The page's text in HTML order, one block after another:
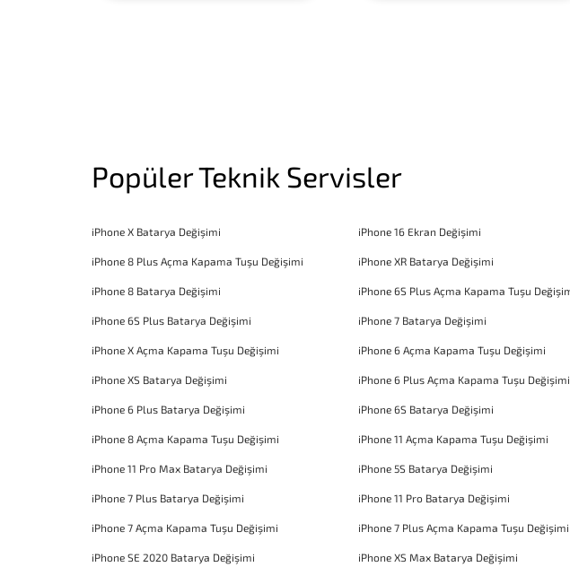
Popüler Teknik Servisler
iPhone X Batarya Değişimi iPhone 16 Ekran Değişimi
iPhone 8 Plus Açma Kapama Tuşu Değişimi iPhone XR Batarya Değişimi
iPhone 8 Batarya Değişimi iPhone 6S Plus Açma Kapama Tuşu
iPhone 6S Plus Batarya Değişimi iPhone 7 Batarya Değişimi
iPhone X Açma Kapama Tuşu Değişimi iPhone 6 Açma Kapama Tuşu Değişimi
iPhone XS Batarya Değişimi iPhone 6 Plus Açma Kapama Tuşu Değişimi
iPhone 6 Plus Batarya Değişimi iPhone 6S Batarya Değişimi
iPhone 8 Açma Kapama Tuşu Değişimi iPhone 11 Açma Kapama Tuşu Değişimi
iPhone 11 Pro Max Batarya Değişimi iPhone 5S Batarya Değişimi
iPhone 7 Plus Batarya Değişimi iPhone 11 Pro Batarya Değişimi
iPhone 7 Açma Kapama Tuşu Değişimi iPhone 7 Plus Açma Kapama Tuşu Değişimi
iPhone SE 2020 Batarya Değişimi iPhone XS Max Batarya Değişimi